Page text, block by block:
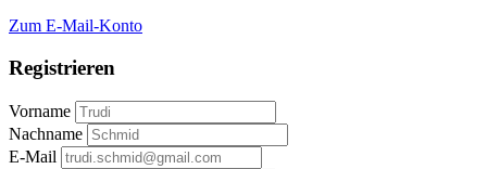
Zum E-Mail-Konto
Registrieren
Vorname
Nachname
E-Mail